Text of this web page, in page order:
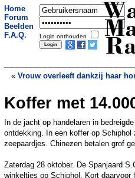
Home
Forum
Beelden
F.A.Q.
Login onthouden
« Vrouw overleeft dankzij haar
Koffer met
In de jacht op handelaren in
ontdekking. In een koffer op
zeepaardjes. Chinezen betalen grof
Zaterdag 28 oktober. De Spanjaard
winkeltjes op Schiphol. Kort